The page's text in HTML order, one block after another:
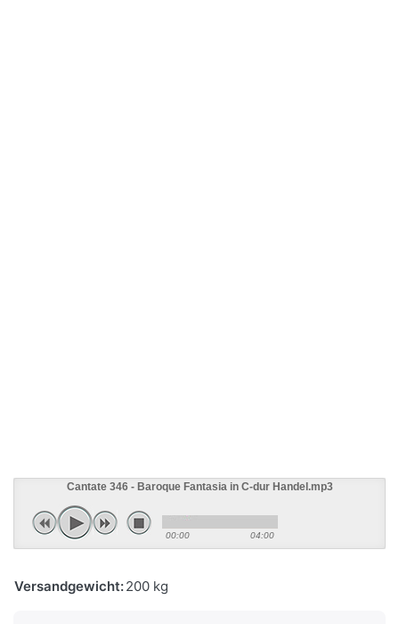
Cantate 346 - Baroque Fantasia in C-dur Handel.mp3
00:00 04:00
Versandgewicht:200 kg